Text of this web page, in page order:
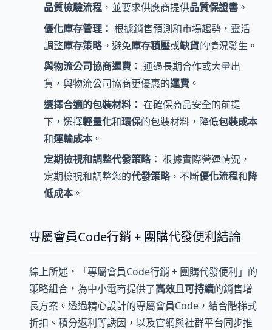
品質檢驗流程 ，並要求供應商提供品質保證書 。
優化庫存管理： 根據銷售預測和市場趨勢，靈活
調整庫存策略。避免庫存積壓或缺貨的情況發生。
與物流公司協商運費： 通過長期合作或大量出
貨，與物流公司協商更優惠的運費 。
選擇合適的包裝材料： 在確保商品安全的前提
下，選擇輕量化和環保的包裝材料，降低包裝成本
和運輸成本 。
定期檢視和調整代發策略： 根據實際營運情況，
定期檢視和調整您的代發策略，不斷優化流程和降
低成本 。
專屬會員Code行銷 + 團購代發便利結論
綜上所述，「專屬會員Code行銷 + 團購代發便利」的
策略組合，為中小電商提供了高效且可持續的銷售增
長方案。透過精心設計的專屬會員Code，結合階梯式
折扣、積分返利等誘因，以及官網與社群平台同步推